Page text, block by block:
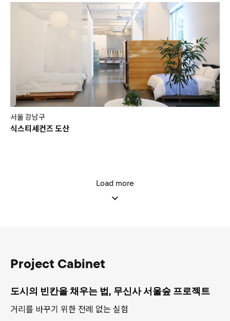
서울 강남구
식스티세컨즈 도산
Load more
Project Cabinet
도시의 빈칸을 채우는 법, 무신사 서울숲 프로젝트
거리를 바꾸기 위한 전례 없는 실험